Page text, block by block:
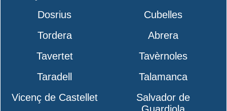
Dosrius
Cubelles
Tordera
Abrera
Tavertet
Tavèrnoles
Taradell
Talamanca
Vicenç de Castellet
Salvador de